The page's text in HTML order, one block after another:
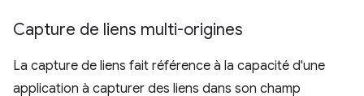
Capture de liens multi-origines
La capture de liens fait référence à la capacité d'une
application à capturer des liens dans son champ